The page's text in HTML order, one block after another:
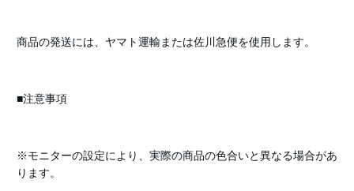
商品の発送には、ヤマト運輸または佐川急便を使用します。
■注意事項
※モニターの設定により、実際の商品の色合いと異なる場合があ
ります。